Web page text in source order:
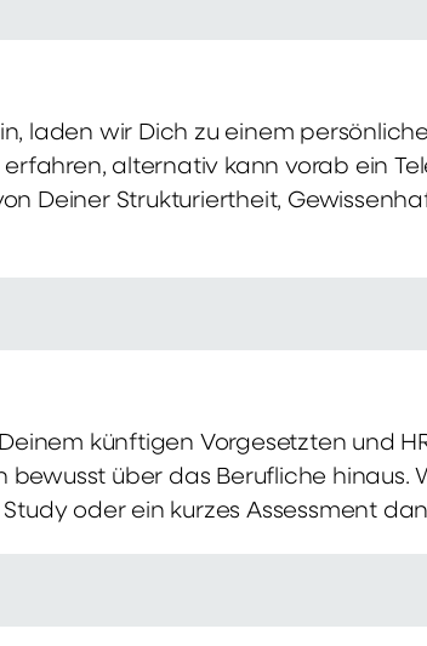
laden wir Dich zu einem
alternativ kann vorab ein
Deiner Strukturiertheit,
künftigen Vorgesetzten und
bewusst über das Berufliche hinaus.
oder ein kurzes Assessment